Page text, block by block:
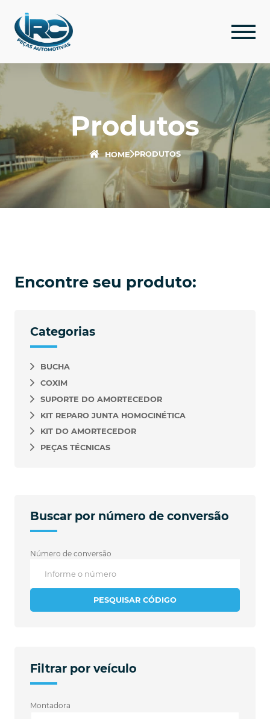
Produtos
HOME PRODUTOS
Encontre seu produto:
Categorias
BUCHA
COXIM
SUPORTE DO AMORTECEDOR
KIT REPARO JUNTA HOMOCINÉTICA
KIT DO AMORTECEDOR
PEÇAS TÉCNICAS
Buscar por número de conversão
Número de conversão
PESQUISAR CÓDIGO
Filtrar por veículo
Montadora